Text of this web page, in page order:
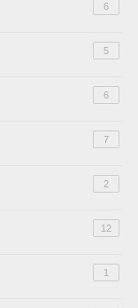
6
5
6
7
2
12
1